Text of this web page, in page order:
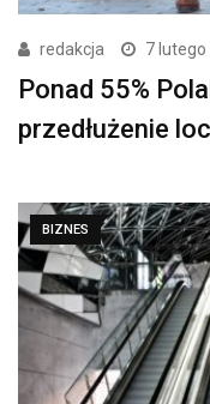
redakcja 7 lutego
Ponad 55%
przedłużenie
BIZNES